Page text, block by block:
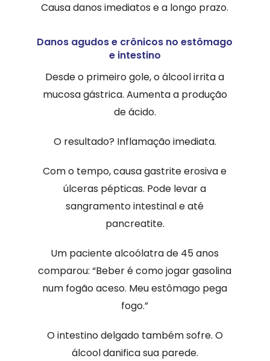
Causa danos imediatos e a longo prazo.
Danos agudos e crônicos no estômago
e intestino
Desde o primeiro gole, o álcool irrita a
mucosa gástrica. Aumenta a produção
de ácido.
O resultado? Inflamação imediata.
Com o tempo, causa gastrite erosiva e
úlceras pépticas. Pode levar a
sangramento intestinal e até
pancreatite.
Um paciente alcoólatra de 45 anos
comparou: “Beber é como jogar gasolina
num fogão aceso. Meu estômago pega
fogo.”
O intestino delgado também sofre. O
álcool danifica sua parede.